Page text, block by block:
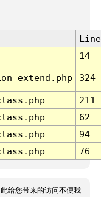
Line
14
324
211
62
94
76
给您带来的访问不便我